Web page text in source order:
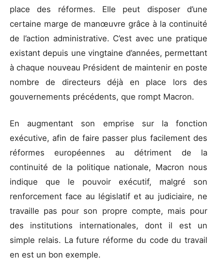
place des réformes. Elle peut disposer d’une
certaine marge de manœuvre grâce à la continuité
de l’action administrative. C’est avec une pratique
existant depuis une vingtaine d’années, permettant
à chaque nouveau Président de maintenir en poste
nombre de directeurs déjà en place lors des
gouvernements précédents, que rompt Macron.
En augmentant son emprise sur la fonction
exécutive, afin de faire passer plus facilement des
réformes européennes au détriment de la
continuité de la politique nationale, Macron nous
indique que le pouvoir exécutif, malgré son
renforcement face au législatif et au judiciaire, ne
travaille pas pour son propre compte, mais pour
des institutions internationales, dont il est un
simple relais. La future réforme du code du travail
en est un bon exemple.